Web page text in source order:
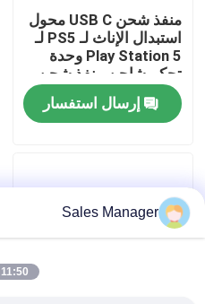
رقابة جودة
اتصل بنا
اطلب اقتباس
موصل مقبس USB
منفذ شحن USB C محول
استبدال الإناث لـ PS5 لـ
Play Station 5 وحدة
تحكم شاحن منفذ شحن
إرسال استفسار
Sales Manager
11:50 AM